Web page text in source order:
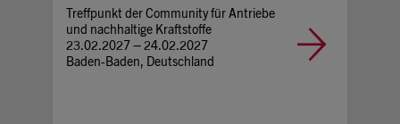
Treffpunkt der Community für Antriebe
und nachhaltige Kraftstoffe
23.02.2027 – 24.02.2027
Baden-Baden, Deutschland